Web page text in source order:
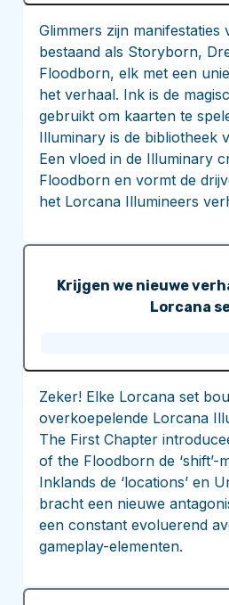
Glimmers zijn manifestaties
bestaand als Storyborn,
Floodborn, elk met een
het verhaal. Ink is de
gebruikt om kaarten te
Illuminary is de bibliotheek
Een vloed in de Illuminary
Floodborn en vormt de
het Lorcana Illumineers
Krijgen we nieuwe
Lorcana
Zeker! Elke Lorcana set
overkoepelende Lorcana
The First Chapter
of the Floodborn de ‘shift’-
Inklands de ‘locations’ en
bracht een nieuwe
een constant evoluerend
gameplay-elementen.